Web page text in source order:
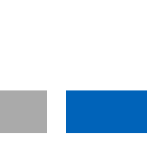
VI适合），作为医药品的